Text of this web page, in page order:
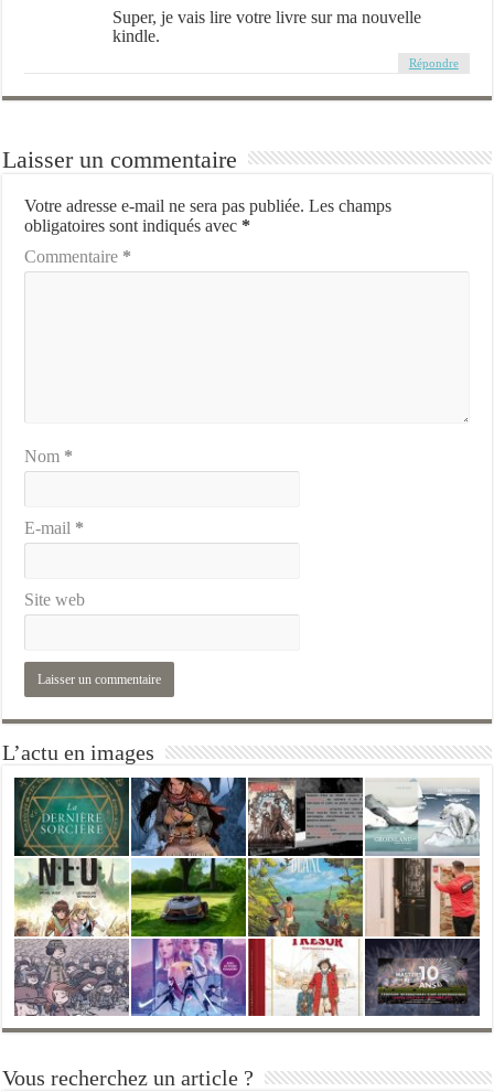
Super, je vais lire votre livre sur ma nouvelle
kindle.
Répondre
Laisser un commentaire
Votre adresse e-mail ne sera pas publiée. Les champs
obligatoires sont indiqués avec *
Commentaire *
Nom *
E-mail *
Site web
L’actu en images
Vous recherchez un article ?